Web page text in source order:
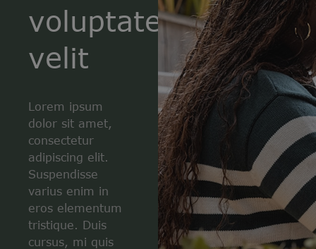
voluptate
velit
Lorem ipsum
dolor sit amet,
consectetur
adipiscing elit.
Suspendisse
varius enim in
eros elementum
tristique. Duis
cursus, mi quis